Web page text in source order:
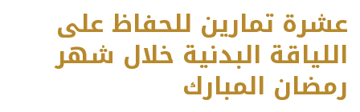
عشرة تمارين للحفاظ على
اللياقة البدنية خلال شهر
رمضان المبارك